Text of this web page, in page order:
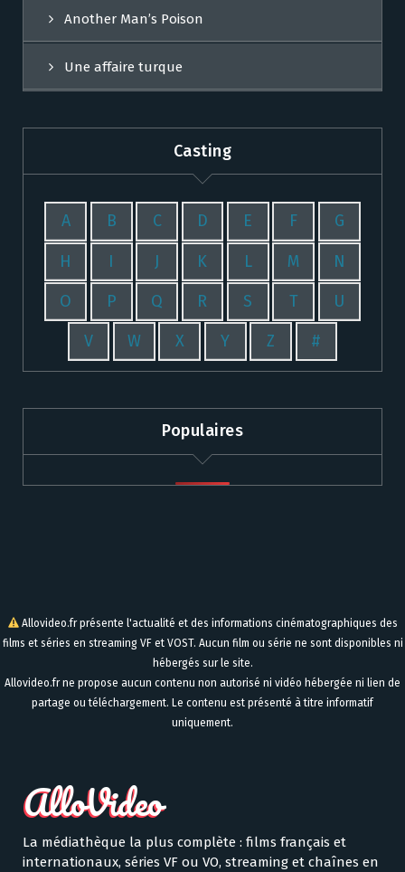
Another Man’s Poison
Une affaire turque
Casting
A B C D E F G
H I J K L M N
O P Q R S T U
V W X Y Z #
Populaires
Allovideo.fr présente l'actualité et des informations cinématographiques des
films et séries en streaming VF et VOST. Aucun film ou série ne sont disponibles ni
hébergés sur le site.
Allovideo.fr ne propose aucun contenu non autorisé ni vidéo hébergée ni lien de
partage ou téléchargement. Le contenu est présenté à titre informatif
uniquement.
La médiathèque la plus complète : films français et
internationaux, séries VF ou VO, streaming et chaînes en